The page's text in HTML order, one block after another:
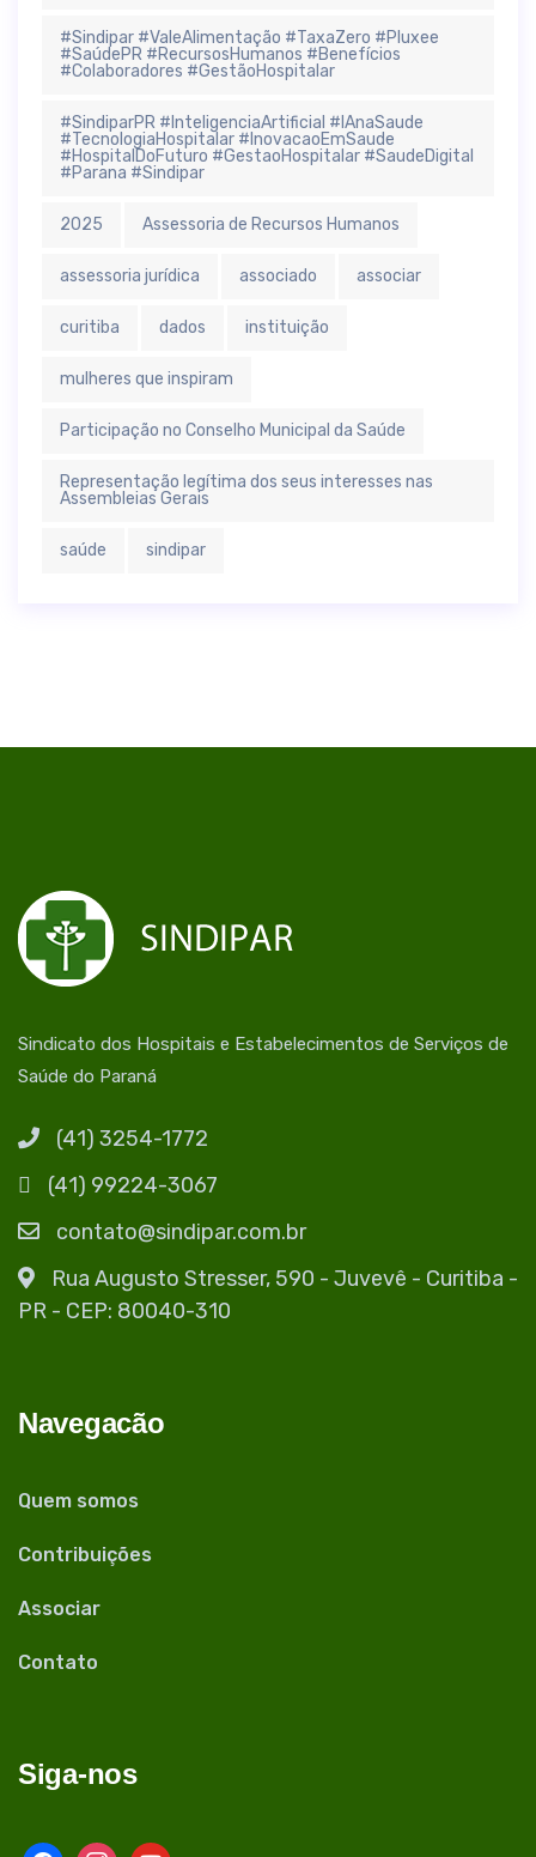
#Sindipar #ValeAlimentação #TaxaZero #Pluxee
#SaúdePR #RecursosHumanos #Benefícios
#Colaboradores #GestãoHospitalar
#SindiparPR #InteligenciaArtificial #IAnaSaude
#TecnologiaHospitalar #InovacaoEmSaude
#HospitalDoFuturo #GestaoHospitalar #SaudeDigital
#Parana #Sindipar
2025 Assessoria de Recursos Humanos
assessoria jurídica associado associar
curitiba dados instituição
mulheres que inspiram
Participação no Conselho Municipal da Saúde
Representação legítima dos seus interesses nas
Assembleias Gerais
saúde sindipar
Sindicato dos Hospitais e Estabelecimentos de Serviços de
Saúde do Paraná
(41) 3254-1772
(41) 99224-3067
contato@sindipar.com.br
Rua Augusto Stresser, 590 - Juvevê - Curitiba -
PR - CEP: 80040-310
Navegacão
Quem somos
Contribuições
Associar
Contato
Siga-nos